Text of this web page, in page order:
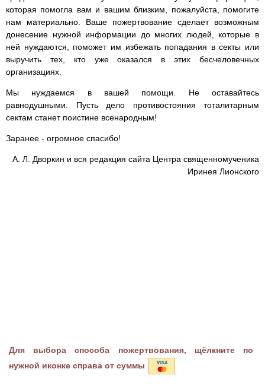
которая помогла вам и вашим близким, пожалуйста, помогите
нам материально. Ваше пожертвование сделает возможным
донесение нужной информации до многих людей, которые в
ней нуждаются, поможет им избежать попадания в секты или
выручить тех, кто уже оказался в этих бесчеловечных
организациях.
Мы нуждаемся в вашей помощи. Не оставайтесь
равнодушными. Пусть дело противостояния тоталитарным
сектам станет поистине всенародным!
Заранее - огромное спасибо!
А. Л. Дворкин и вся редакция сайта Центра священномученика
Иринея Лионского
Для выбора способа пожертвования, щёлкните по
нужной иконке справа от суммы